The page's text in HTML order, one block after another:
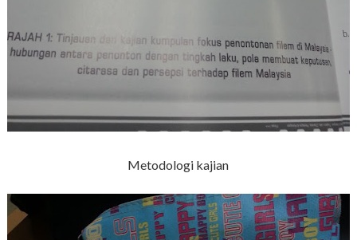
Metodologi kajian